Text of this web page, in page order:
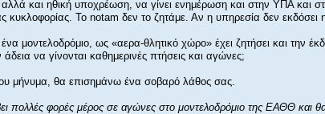
και ηθική υποχρέωση, να γίνει ενημέρωση και στην ΥΠΑ και
κυκλοφορίας. Το notam δεν το ζητάμε. Αν η υπηρεσία δεν εκδόσει
μοντελοδρόμιο, ως «αερα-θλητικό χώρο» έχει ζητήσει και την
να γίνονται καθημερινές πτήσεις και αγώνες;
μήνυμα, θα επισημάνω ένα σοβαρό λάθος σας.
πολλές φορές μέρος σε αγώνες στο μοντελοδρόμιο της ΕΑΘΘ και